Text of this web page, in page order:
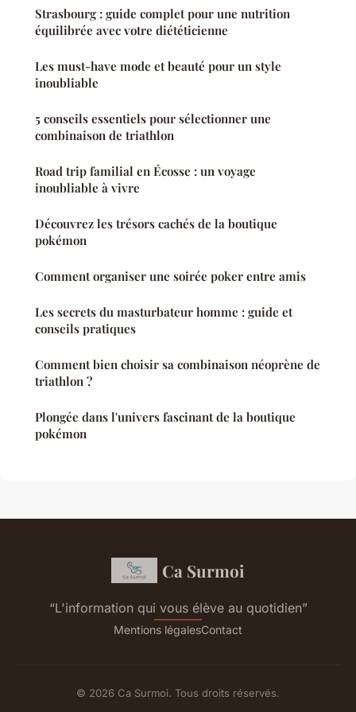
Strasbourg : guide complet pour une nutrition
équilibrée avec votre diététicienne
Les must-have mode et beauté pour un style
inoubliable
5 conseils essentiels pour sélectionner une
combinaison de triathlon
Road trip familial en Écosse : un voyage
inoubliable à vivre
Découvrez les trésors cachés de la boutique
pokémon
Comment organiser une soirée poker entre amis
Les secrets du masturbateur homme : guide et
conseils pratiques
Comment bien choisir sa combinaison néoprène de
triathlon ?
Plongée dans l'univers fascinant de la boutique
pokémon
Ca Surmoi
“L'information qui vous élève au quotidien”
Mentions légalesContact
© 2026 Ca Surmoi. Tous droits réservés.